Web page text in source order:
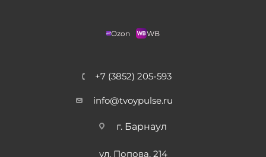
Ozon WB
+7 (3852) 205-593
info@tvoypulse.ru
г. Барнаул
ул. Попова, 214